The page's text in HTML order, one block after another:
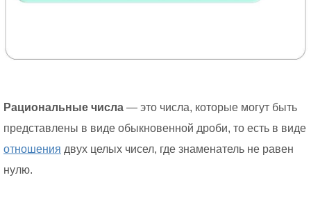
Рациональные числа — это числа, которые могут быть
представлены в виде обыкновенной дроби, то есть в виде
отношения двух целых чисел, где знаменатель не равен
нулю.